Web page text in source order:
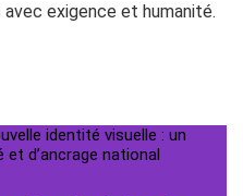
exigence et humanité.